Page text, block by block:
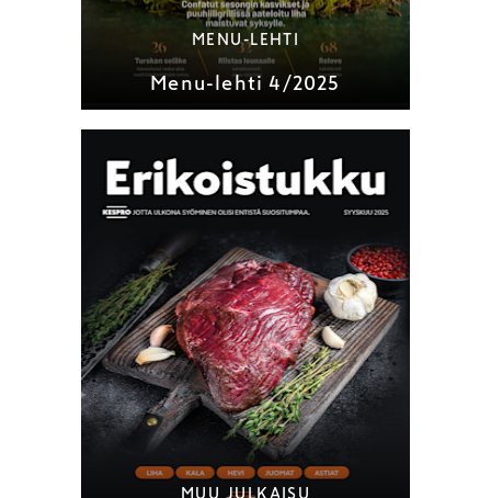
MENU-LEHTI
Menu-lehti 4/2025
MUU JULKAISU